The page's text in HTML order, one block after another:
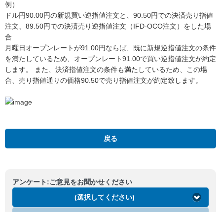
例）
ドル円90.00円の新規買い逆指値注文と、90.50円での決済売り指値
注文、89.50円での決済売り逆指値注文（IFD-OCO注文）をした場
合
月曜日オープンレートが91.00円ならば、既に新規逆指値注文の条件
を満たしているため、オープンレート91.00で買い逆指値注文が約定
します。 また、決済指値注文の条件も満たしているため、この場
合、売り指値通りの価格90.50で売り指値注文が約定致します。
戻る
アンケート:ご意見をお聞かせください
(選択してください)